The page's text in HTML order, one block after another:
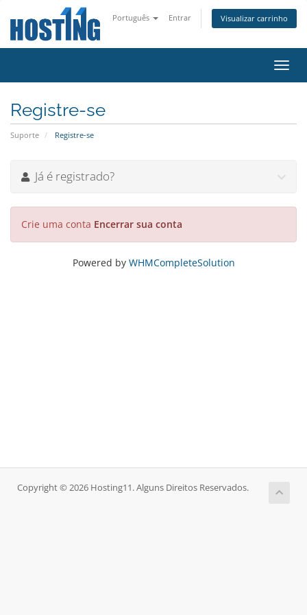
Português Entrar Visualizar carrinho
Registre-se
Suporte Registre-se
Já é registrado?
Crie uma conta Encerrar sua conta
Powered by WHMCompleteSolution
Copyright © 2026 Hosting11. Alguns Direitos Reservados.